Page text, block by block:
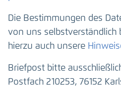
Die Bestimmungen des
von uns selbstverständlich
hierzu auch unsere
Briefpost bitte
Postfach 210253, 76152